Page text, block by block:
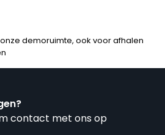
demoruimte, ook voor afhalen
contact met ons op